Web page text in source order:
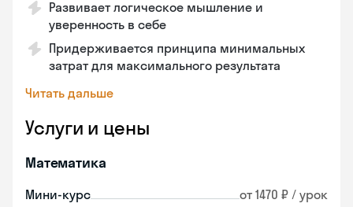
Развивает логическое мышление и
уверенность в себе
Придерживается принципа минимальных
затрат для максимального результата
Читать дальше
Услуги и цены
Математика
Мини-курс от 1470 ₽ / урок